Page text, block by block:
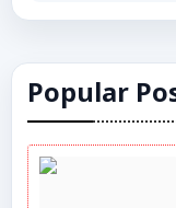
Popular